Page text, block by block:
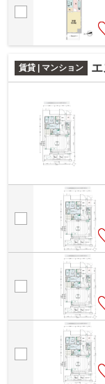
賃貸 | マンション エ